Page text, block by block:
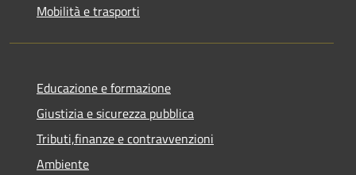
Mobilità e trasporti
Educazione e formazione
Giustizia e sicurezza pubblica
Tributi,finanze e contravvenzioni
Ambiente